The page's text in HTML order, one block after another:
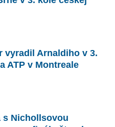
vyradil Arnaldiho v 3.
ATP v Montreale
s Nichollsovou